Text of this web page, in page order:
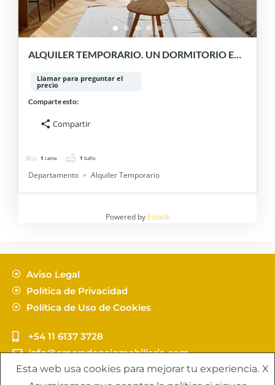
ALQUILER TEMPORARIO. UN DORMITORIO EN
Llamar para preguntar el
precio
Comparte esto:
Compartir
1 cama 1 baño
Departamento Alquiler Temporario
Powered by Estatik
Aviso Legal
Política de Privacidad
Política de Uso de Cookies
+54 11 6137 3728
info@cmaradonainmobiliaria.com
Copyright C. Maradona Propuestas Inmobiliarias - by
Esta web usa cookies para mejorar tu experiencia. X